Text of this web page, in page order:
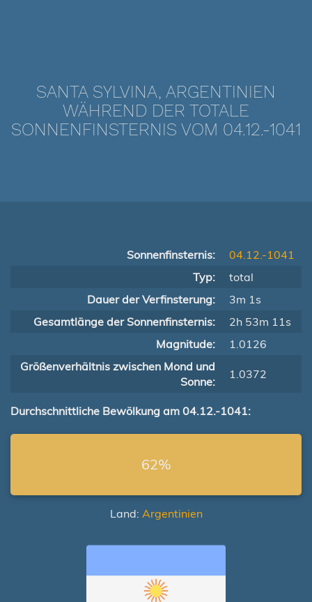
SANTA SYLVINA, ARGENTINIEN
WÄHREND DER TOTALE
SONNENFINSTERNIS VOM 04.12.-1041
Sonnenfinsternis:
04.12.-1041
Typ:
total
Dauer der Verfinsterung:
3m 1s
Gesamtlänge der Sonnenfinsternis:
2h 53m 11s
Magnitude:
1.0126
Größenverhältnis zwischen Mond und
Sonne:
1.0372
Durchschnittliche Bewölkung am 04.12.-1041:
62%
Land: Argentinien